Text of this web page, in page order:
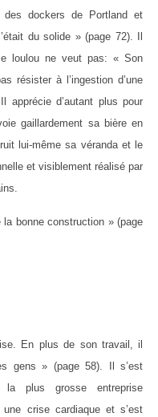
des dockers de Portland et
du solide » (page 72). Il
loulou ne veut pas: « Son
résister à l’ingestion d’une
apprécie d’autant plus pour
gaillardement sa bière en
lui-même sa véranda et le
et visiblement réalisé par
la bonne construction » (page
En plus de son travail, il
gens » (page 58). Il s’est
plus grosse entreprise
crise cardiaque et s’est